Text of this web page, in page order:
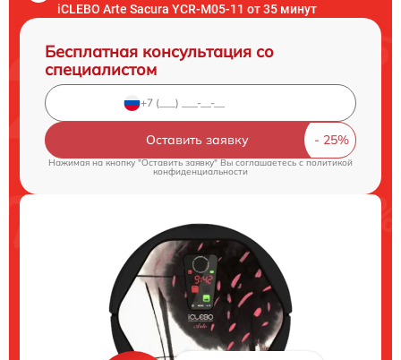
iCLEBO Arte Sacura YCR-M05-11 от 35 минут
Бесплатная консультация со
специалистом
Оставить заявку
Нажимая на кнопку "Оставить заявку" Вы соглашаетесь cполитикой
конфиденциальности